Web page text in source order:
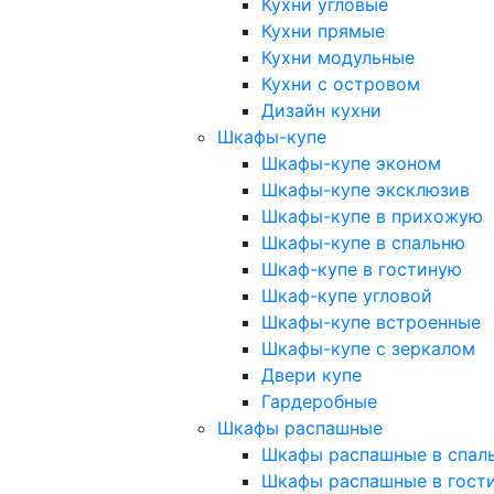
Кухни угловые
Кухни прямые
Кухни модульные
Кухни с островом
Дизайн кухни
Шкафы-купе
Шкафы-купе эконом
Шкафы-купе эксклюзив
Шкафы-купе в прихожую
Шкафы-купе в спальню
Шкаф-купе в гостиную
Шкаф-купе угловой
Шкафы-купе встроенные
Шкафы-купе с зеркалом
Двери купе
Гардеробные
Шкафы распашные
Шкафы распашные в
Шкафы распашные в